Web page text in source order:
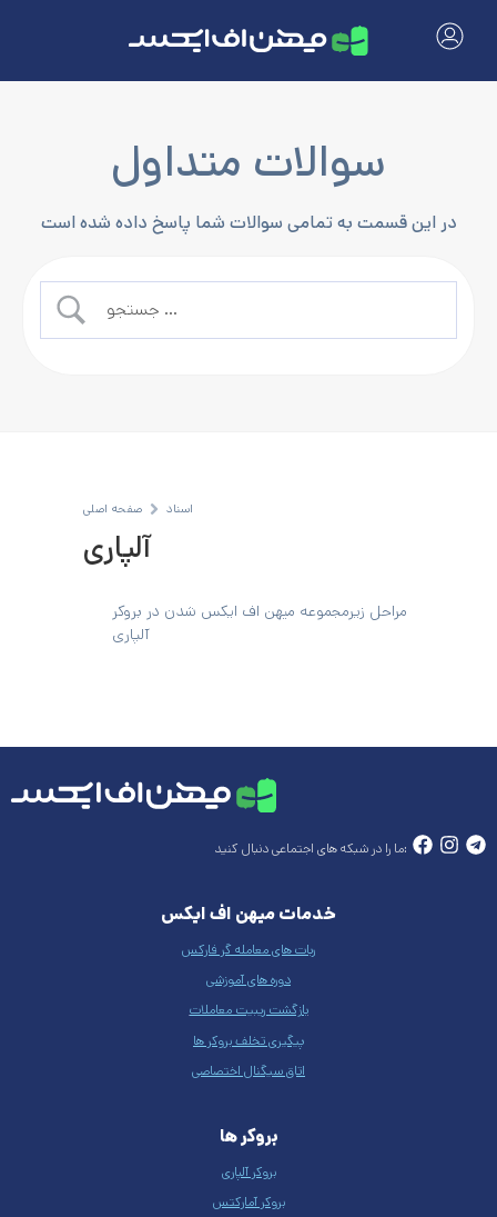
سوالات متداول
در این قسمت به تمامی سوالات شما پاسخ داده شده است
صفحه اصلی اسناد
آلپاری
مراحل زیرمجموعه میهن اف ایکس شدن در بروکر
آلپاری
ما را در شبکه های اجتماعی دنبال کنید:
خدمات میهن اف ایکس
ربات های معامله گر فارکس
دوره های آموزشی
بازگشت ریبیت معاملات
پیگیری تخلف بروکر ها
اتاق سیگنال اختصاصی
بروکر ها
بروکر آلپاری
بروکر آمارکتس